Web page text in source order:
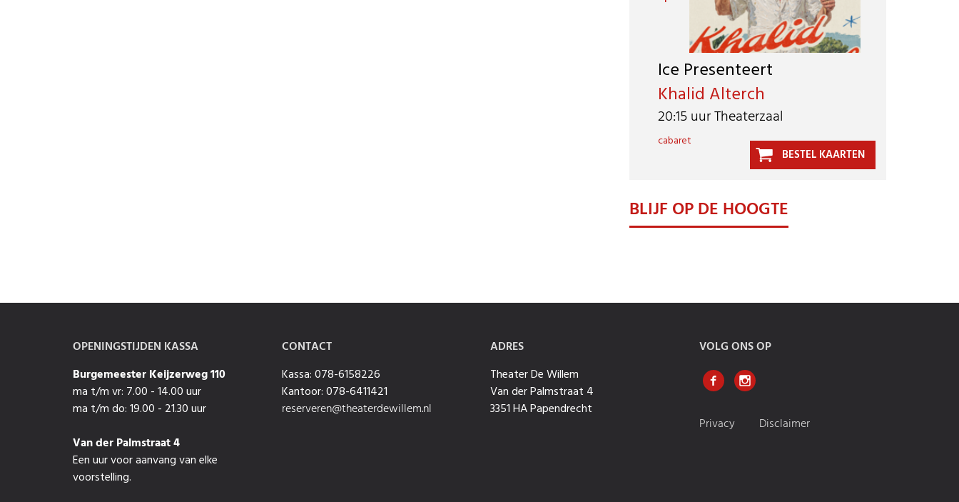
Ice Presenteert
Khalid Alterch
20:15 uur Theaterzaal
cabaret
BESTEL KAARTEN
BLIJF OP DE HOOGTE
OPENINGSTIJDEN KASSA
Burgemeester Keijzerweg 110
ma t/m vr: 7.00 - 14.00 uur
ma t/m do: 19.00 - 21.30 uur
Van der Palmstraat 4
Een uur voor aanvang van elke
voorstelling.
CONTACT
Kassa: 078-6158226
Kantoor: 078-6411421
reserveren@theaterdewillem.nl
ADRES
Theater De Willem
Van der Palmstraat 4
3351 HA Papendrecht
VOLG ONS OP
Privacy Disclaimer